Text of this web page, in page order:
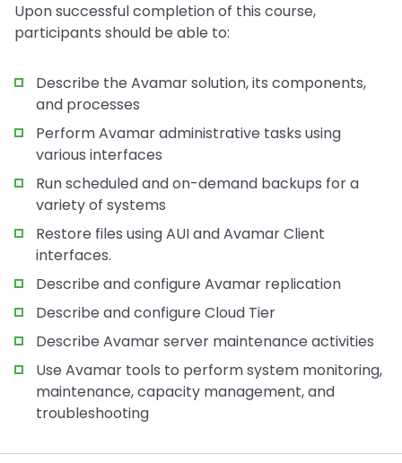
Upon successful completion of this course,
participants should be able to:
Describe the Avamar solution, its components,
and processes
Perform Avamar administrative tasks using
various interfaces
Run scheduled and on-demand backups for a
variety of systems
Restore files using AUI and Avamar Client
interfaces.
Describe and configure Avamar replication
Describe and configure Cloud Tier
Describe Avamar server maintenance activities
Use Avamar tools to perform system monitoring,
maintenance, capacity management, and
troubleshooting